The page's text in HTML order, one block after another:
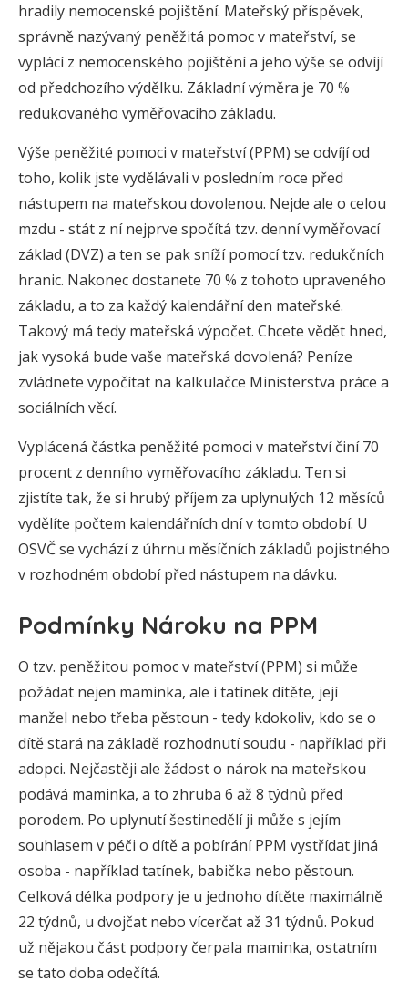
hradily nemocenské pojištění. Mateřský příspěvek,
správně nazývaný peněžitá pomoc v mateřství, se
vyplácí z nemocenského pojištění a jeho výše se odvíjí
od předchozího výdělku. Základní výměra je 70 %
redukovaného vyměřovacího základu.
Výše peněžité pomoci v mateřství (PPM) se odvíjí od
toho, kolik jste vydělávali v posledním roce před
nástupem na mateřskou dovolenou. Nejde ale o celou
mzdu - stát z ní nejprve spočítá tzv. denní vyměřovací
základ (DVZ) a ten se pak sníží pomocí tzv. redukčních
hranic. Nakonec dostanete 70 % z tohoto upraveného
základu, a to za každý kalendářní den mateřské.
Takový má tedy mateřská výpočet. Chcete vědět hned,
jak vysoká bude vaše mateřská dovolená? Peníze
zvládnete vypočítat na kalkulačce Ministerstva práce a
sociálních věcí.
Vyplácená částka peněžité pomoci v mateřství činí 70
procent z denního vyměřovacího základu. Ten si
zjistíte tak, že si hrubý příjem za uplynulých 12 měsíců
vydělíte počtem kalendářních dní v tomto období. U
OSVČ se vychází z úhrnu měsíčních základů pojistného
v rozhodném období před nástupem na dávku.
Podmínky Nároku na PPM
O tzv. peněžitou pomoc v mateřství (PPM) si může
požádat nejen maminka, ale i tatínek dítěte, její
manžel nebo třeba pěstoun - tedy kdokoliv, kdo se o
dítě stará na základě rozhodnutí soudu - například při
adopci. Nejčastěji ale žádost o nárok na mateřskou
podává maminka, a to zhruba 6 až 8 týdnů před
porodem. Po uplynutí šestinedělí ji může s jejím
souhlasem v péči o dítě a pobírání PPM vystřídat jiná
osoba - například tatínek, babička nebo pěstoun.
Celková délka podpory je u jednoho dítěte maximálně
22 týdnů, u dvojčat nebo vícerčat až 31 týdnů. Pokud
už nějakou část podpory čerpala maminka, ostatním
se tato doba odečítá.